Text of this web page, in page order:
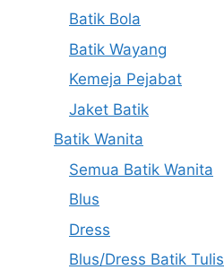
Batik Bola
Batik Wayang
Kemeja Pejabat
Jaket Batik
Batik Wanita
Semua Batik Wanita
Blus
Dress
Blus/Dress Batik Tulis